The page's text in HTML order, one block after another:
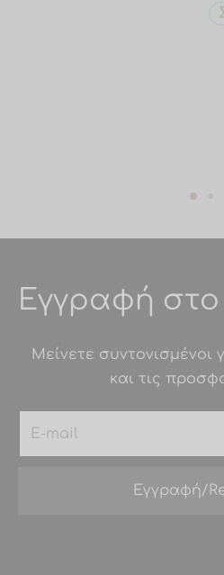
Εγγραφή
Μείνετε συντονισμένοι
και τις